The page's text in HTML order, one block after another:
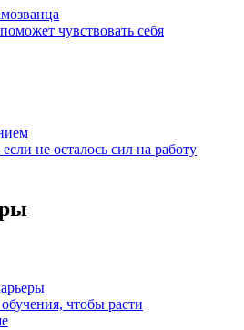
чувствовать себя
не осталось сил на работу
чтобы расти